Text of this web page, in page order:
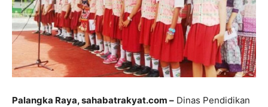
Palangka Raya, sahabatrakyat.com – Dinas Pendidikan